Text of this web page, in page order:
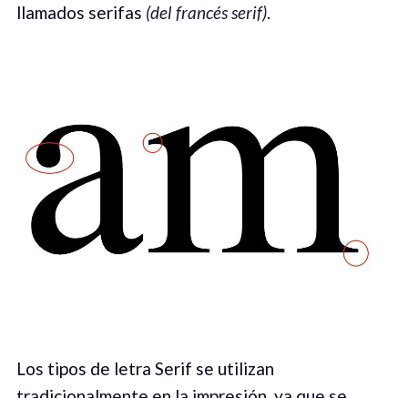
llamados serifas (del francés serif).
Los tipos de letra Serif se utilizan